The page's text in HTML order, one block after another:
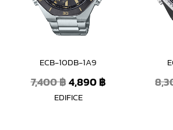
ECB-10DB-1A9
7,400฿4,890฿
EDIFICE